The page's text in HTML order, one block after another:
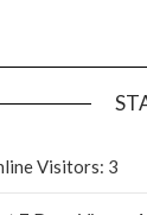
Visitors: 3